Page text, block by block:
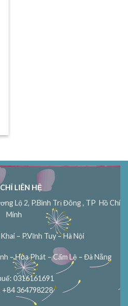
LIÊN HỆ
Lộ 2, P.Bình Trị Đông , TP Hồ Chí
Minh
– P.Vĩnh Tuy – Hà Nội
– Hòa Phát – Cẩm Lệ – Đà Nẵng
0316161691
364798228